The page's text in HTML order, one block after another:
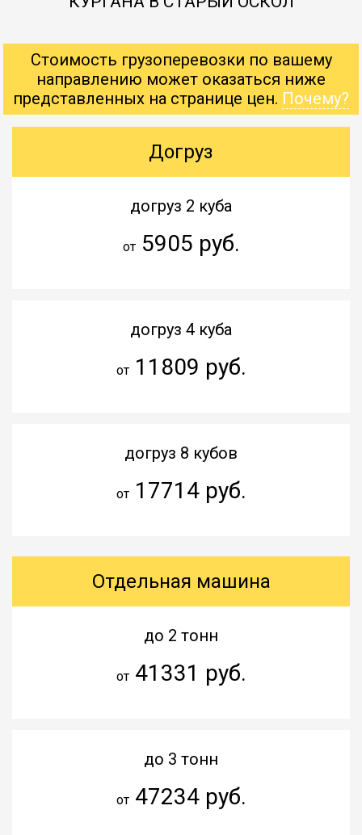
Стоимость грузоперевозки по вашему
направлению может оказаться ниже
представленных на странице цен. Почему?
Догруз
догруз 2 куба
от5905 руб.
догруз 4 куба
от11809 руб.
догруз 8 кубов
от17714 руб.
Отдельная машина
до 2 тонн
от41331 руб.
до 3 тонн
от47234 руб.